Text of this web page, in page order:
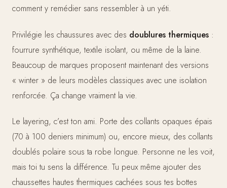
comment y remédier sans ressembler à un yéti.
Privilégie les chaussures avec des doublures thermiques :
fourrure synthétique, textile isolant, ou même de la laine.
Beaucoup de marques proposent maintenant des versions
« winter » de leurs modèles classiques avec une isolation
renforcée. Ça change vraiment la vie.
Le layering, c’est ton ami. Porte des collants opaques épais
(70 à 100 deniers minimum) ou, encore mieux, des collants
doublés polaire sous ta robe longue. Personne ne les voit,
mais toi tu sens la différence. Tu peux même ajouter des
chaussettes hautes thermiques cachées sous tes bottes